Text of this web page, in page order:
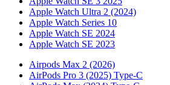
Apple Watch Ultra 2 (2024)
Apple Watch Series 10
Apple Watch SE 2024
Apple Watch SE 2023
Airpods Max 2 (2026)
AirPods Pro 3 (2025) Type-C